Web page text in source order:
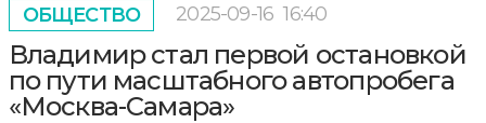
ОБЩЕСТВО 2025-09-16 16:40
Владимир стал первой остановкой
по пути масштабного автопробега
«Москва-Самара»